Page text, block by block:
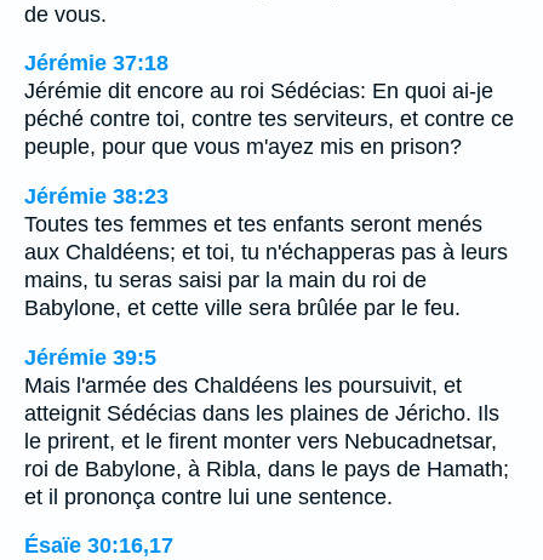
de vous.
Jérémie 37:18
Jérémie dit encore au roi Sédécias: En quoi ai-je
péché contre toi, contre tes serviteurs, et contre ce
peuple, pour que vous m'ayez mis en prison?
Jérémie 38:23
Toutes tes femmes et tes enfants seront menés
aux Chaldéens; et toi, tu n'échapperas pas à leurs
mains, tu seras saisi par la main du roi de
Babylone, et cette ville sera brûlée par le feu.
Jérémie 39:5
Mais l'armée des Chaldéens les poursuivit, et
atteignit Sédécias dans les plaines de Jéricho. Ils
le prirent, et le firent monter vers Nebucadnetsar,
roi de Babylone, à Ribla, dans le pays de Hamath;
et il prononça contre lui une sentence.
Ésaïe 30:16,17